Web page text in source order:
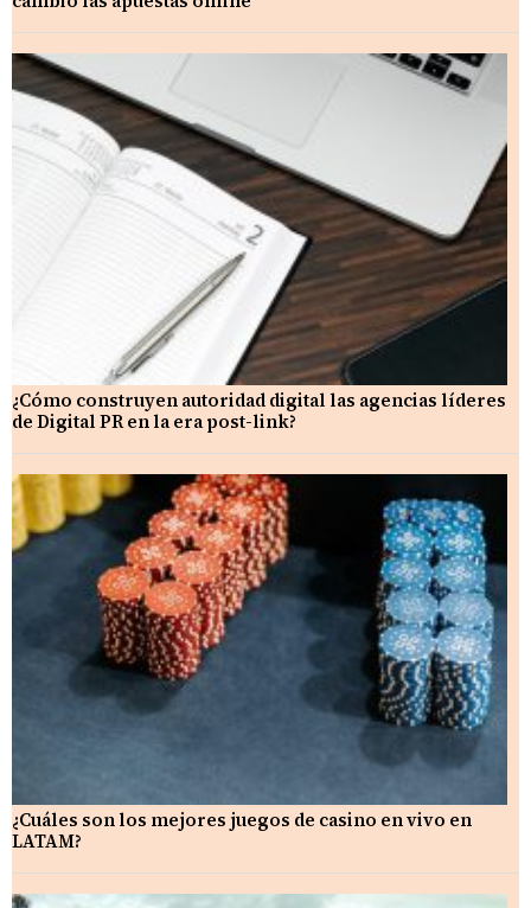
¿Cómo construyen autoridad digital las agencias líderes
de Digital PR en la era post-link?
¿Cuáles son los mejores juegos de casino en vivo en
LATAM?